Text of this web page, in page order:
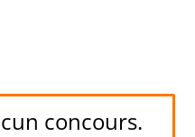
concours.